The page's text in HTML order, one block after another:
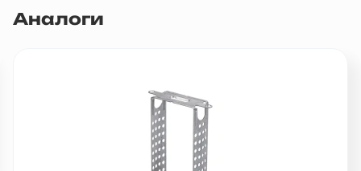
Аналоги